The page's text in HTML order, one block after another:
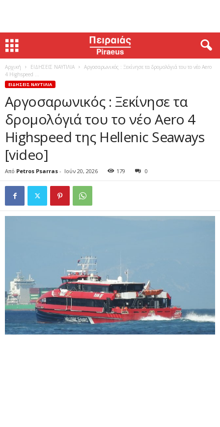
Αρχική ΕΙΔΗΣΕΙΣ ΝΑΥΤΙΛΙΑ
Αργοσαρωνικός : Ξεκίνησε τα δρομολόγιά του το νέο Aero
4 Highspeed ...
ΕΙΔΗΣΕΙΣ ΝΑΥΤΙΛΙΑ
Αργοσαρωνικός : Ξεκίνησε τα
δρομολόγιά του το νέο Aero 4
Highspeed της Hellenic Seaways
[video]
Από Petros Psarras - Ιούν 20, 2026 179 0